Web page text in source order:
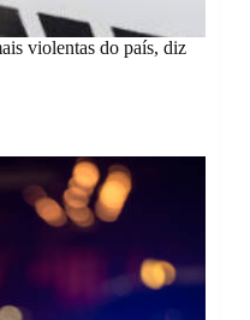
violentas do país, diz